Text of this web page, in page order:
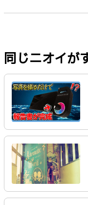
同じニオイが